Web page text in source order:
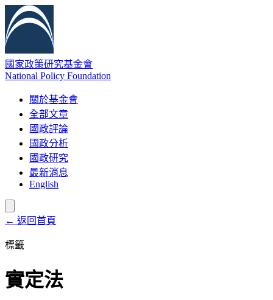
國家政策研究基金會
National Policy Foundation
關於基金會
全部文章
國政評論
國政分析
國政研究
最新消息
English
← 返回首頁
標籤
實定法